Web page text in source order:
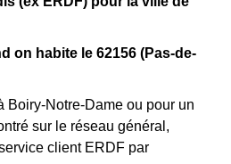
on habite le 62156 (Pas-de-
Boiry-Notre-Dame ou pour un
sur le réseau général,
client ERDF par